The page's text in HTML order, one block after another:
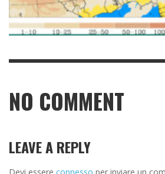
NO COMMENT
LEAVE A REPLY